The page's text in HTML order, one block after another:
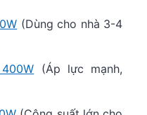
(Dùng cho nhà 3-4
(Áp lực mạnh,